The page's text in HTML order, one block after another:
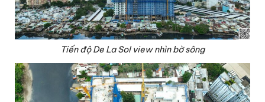
Tiến độ De La Sol view nhìn bờ sông